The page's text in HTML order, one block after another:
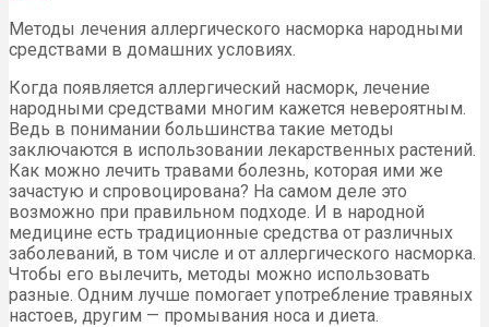
Методы лечения аллергического насморка народными
средствами в домашних условиях.
Когда появляется аллергический насморк, лечение
народными средствами многим кажется невероятным.
Ведь в понимании большинства такие методы
заключаются в использовании лекарственных растений.
Как можно лечить травами болезнь, которая ими же
зачастую и спровоцирована? На самом деле это
возможно при правильном подходе. И в народной
медицине есть традиционные средства от различных
заболеваний, в том числе и от аллергического насморка.
Чтобы его вылечить, методы можно использовать
разные. Одним лучше помогает употребление травяных
настоев, другим — промывания носа и диета.